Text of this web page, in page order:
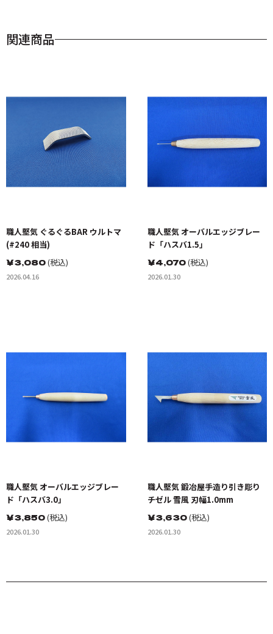
関連商品
職人堅気 ぐるぐるBAR ウルトマ
(#240 相当)
￥3,080(税込)
2026.04.16
職人堅気 オーバルエッジブレー
ド「ハスバ1.5」
￥4,070(税込)
2026.01.30
職人堅気 オーバルエッジブレー
ド「ハスバ3.0」
￥3,850(税込)
2026.01.30
職人堅気 鍛冶屋手造り引き彫り
チゼル 雪風 刃幅1.0mm
￥3,630(税込)
2026.01.30